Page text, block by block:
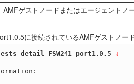
AMFゲストノードまたはエージェントノ
に接続されているAMFゲストノー
detail FSW241 port1.0.5 ↓